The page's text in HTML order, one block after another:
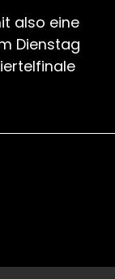
also eine
Dienstag